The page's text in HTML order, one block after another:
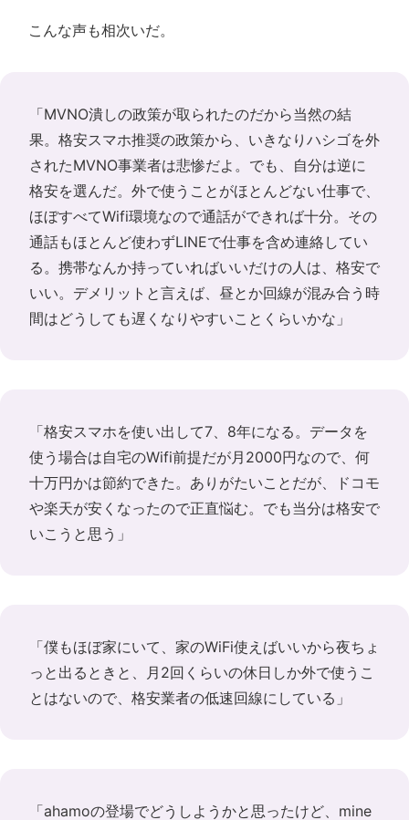
こんな声も相次いだ。
「MVNO潰しの政策が取られたのだから当然の結
果。格安スマホ推奨の政策から、いきなりハシゴを外
されたMVNO事業者は悲惨だよ。でも、自分は逆に
格安を選んだ。外で使うことがほとんどない仕事で、
ほぼすべてWifi環境なので通話ができれば十分。その
通話もほとんど使わずLINEで仕事を含め連絡してい
る。携帯なんか持っていればいいだけの人は、格安で
いい。デメリットと言えば、昼とか回線が混み合う時
間はどうしても遅くなりやすいことくらいかな」
「格安スマホを使い出して7、8年になる。データを
使う場合は自宅のWifi前提だが月2000円なので、何
十万円かは節約できた。ありがたいことだが、ドコモ
や楽天が安くなったので正直悩む。でも当分は格安で
いこうと思う」
「僕もほぼ家にいて、家のWiFi使えばいいから夜ちょ
っと出るときと、月2回くらいの休日しか外で使うこ
とはないので、格安業者の低速回線にしている」
「ahamoの登場でどうしようかと思ったけど、mine